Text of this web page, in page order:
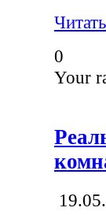
0
Your